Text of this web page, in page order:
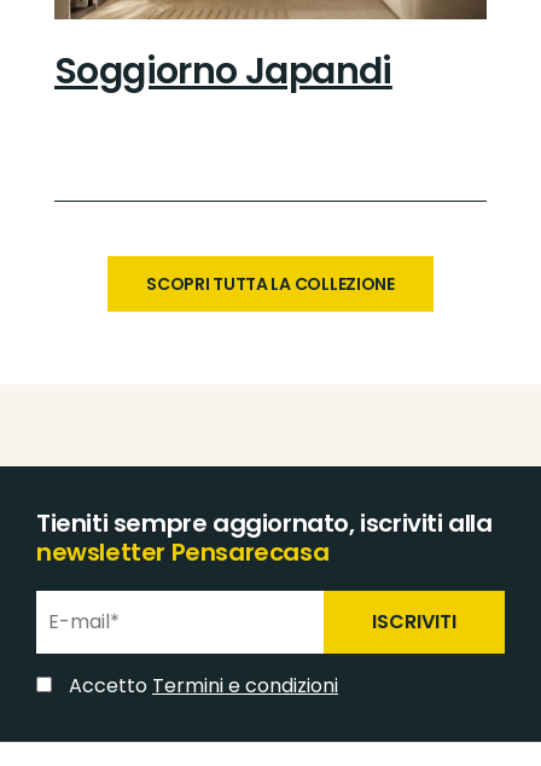
Soggiorno Japandi
SCOPRI TUTTA LA COLLEZIONE
Tieniti sempre aggiornato, iscriviti alla
newsletter Pensarecasa
ISCRIVITI
Accetto Termini e condizioni